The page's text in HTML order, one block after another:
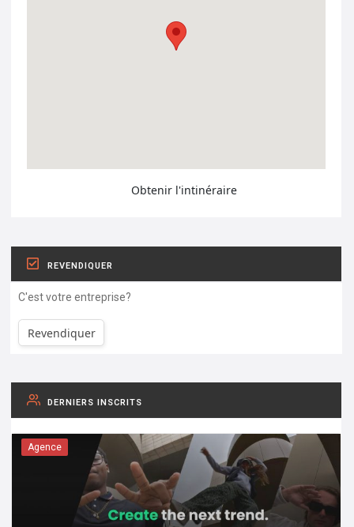
Obtenir l'intinéraire
REVENDIQUER
C'est votre entreprise?
Revendiquer
DERNIERS INSCRITS
Agence